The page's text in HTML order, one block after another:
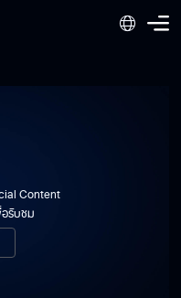
Content
รับชม